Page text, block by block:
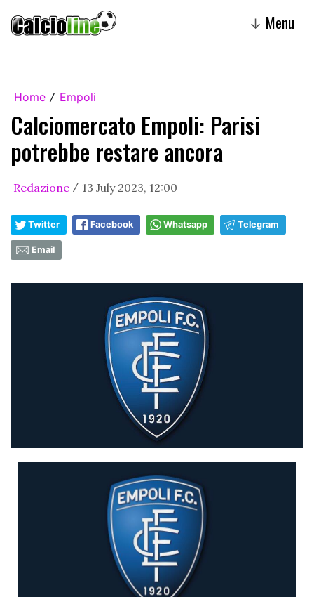
↓ Menu
Home / Empoli
Calciomercato Empoli: Parisi
potrebbe restare ancora
Redazione / 13 July 2023, 12:00
Twitter Facebook Whatsapp Telegram
Email